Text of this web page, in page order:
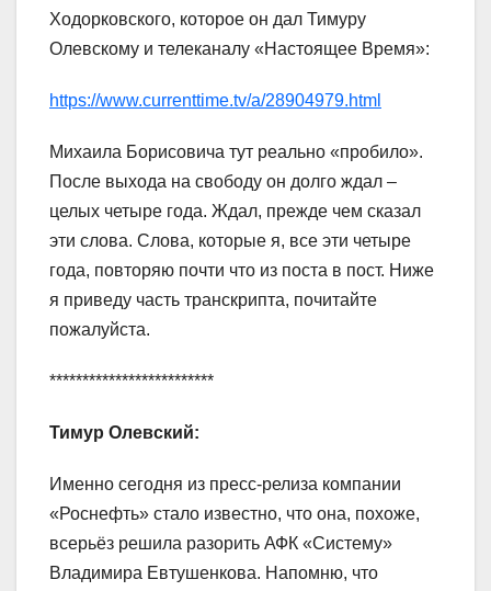
Ходорковского, которое он дал Тимуру
Олевскому и телеканалу «Настоящее Время»:
https://www.currenttime.tv/a/28904979.html
Михаила Борисовича тут реально «пробило».
После выхода на свободу он долго ждал –
целых четыре года. Ждал, прежде чем сказал
эти слова. Слова, которые я, все эти четыре
года, повторяю почти что из поста в пост. Ниже
я приведу часть транскрипта, почитайте
пожалуйста.
*************************
Тимур Олевский:
Именно сегодня из пресс-релиза компании
«Роснефть» стало известно, что она, похоже,
всерьёз решила разорить АФК «Систему»
Владимира Евтушенкова. Напомню, что